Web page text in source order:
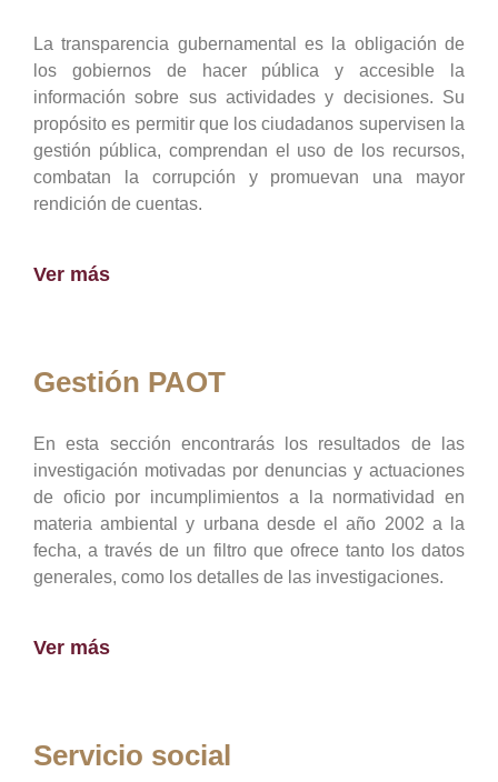
La transparencia gubernamental es la obligación de
los gobiernos de hacer pública y accesible la
información sobre sus actividades y decisiones. Su
propósito es permitir que los ciudadanos supervisen la
gestión pública, comprendan el uso de los recursos,
combatan la corrupción y promuevan una mayor
rendición de cuentas.
Ver más
Gestión PAOT
En esta sección encontrarás los resultados de las
investigación motivadas por denuncias y actuaciones
de oficio por incumplimientos a la normatividad en
materia ambiental y urbana desde el año 2002 a la
fecha, a través de un filtro que ofrece tanto los datos
generales, como los detalles de las investigaciones.
Ver más
Servicio social